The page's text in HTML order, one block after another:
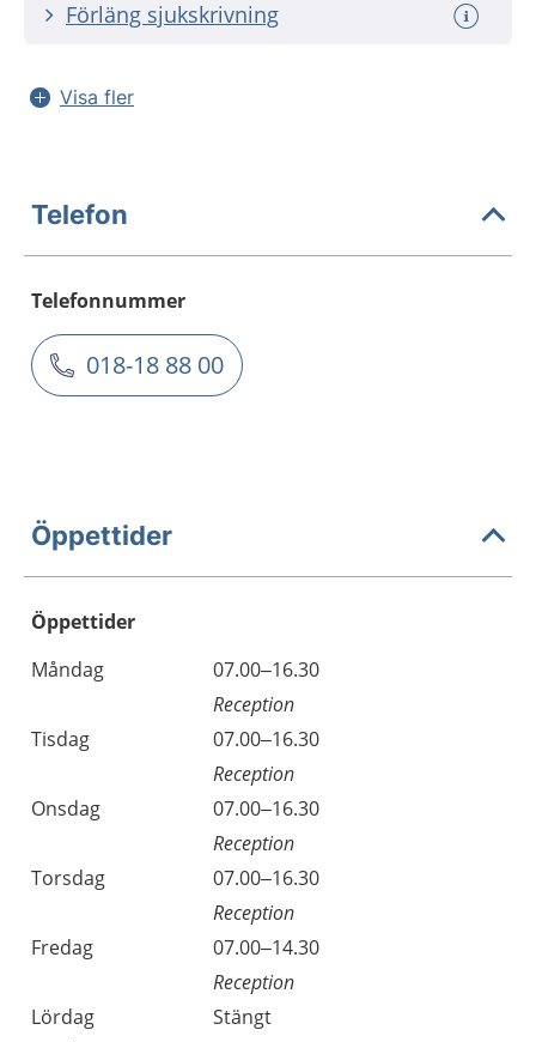
Förläng sjukskrivning
Visa fler
Telefon
Telefonnummer
018-18 88 00
Öppettider
Öppettider
Dag
Öppettider
Kommentarer
Måndag
07.00–16.30
Reception
Tisdag
07.00–16.30
Reception
Onsdag
07.00–16.30
Reception
Torsdag
07.00–16.30
Reception
Fredag
07.00–14.30
Reception
Lördag
Stängt